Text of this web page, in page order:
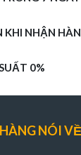
KHI NHẬN
0%
NÓI